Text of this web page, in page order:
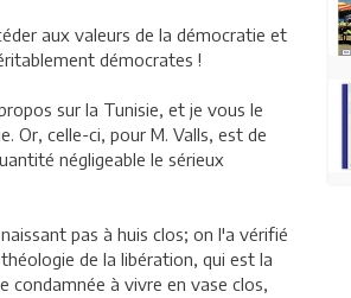
aux valeurs de la démocratie et
démocrates !
sur la Tunisie, et je vous le
Or, celle-ci, pour M. Valls, est de
négligeable le sérieux
pas à huis clos; on l'a vérifié
de la libération, qui est la
condamnée à vivre en vase clos,